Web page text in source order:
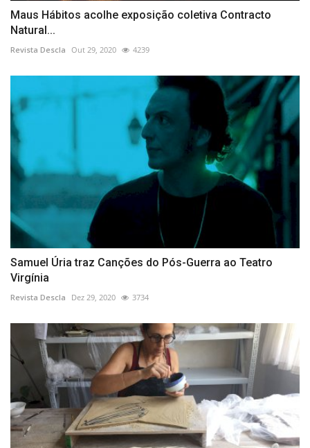
Maus Hábitos acolhe exposição coletiva Contracto
Natural...
Revista Descla Out 29, 2020 4239
Samuel Úria traz Canções do Pós-Guerra ao Teatro
Virgínia
Revista Descla Dez 29, 2020 3734